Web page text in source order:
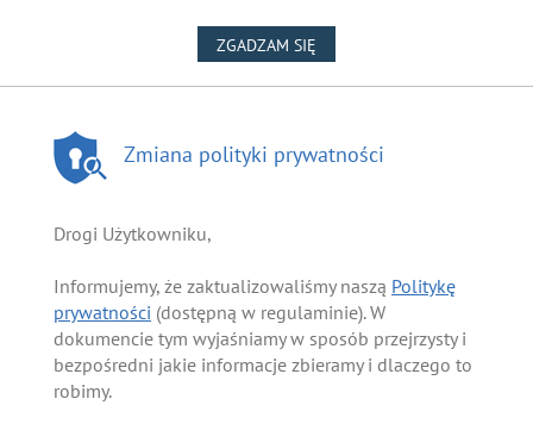
ZGADZAM SIĘ
Zmiana polityki prywatności
Drogi Użytkowniku,
Informujemy, że zaktualizowaliśmy naszą Politykę
prywatności (dostępną w regulaminie). W
dokumencie tym wyjaśniamy w sposób przejrzysty i
bezpośredni jakie informacje zbieramy i dlaczego to
robimy.